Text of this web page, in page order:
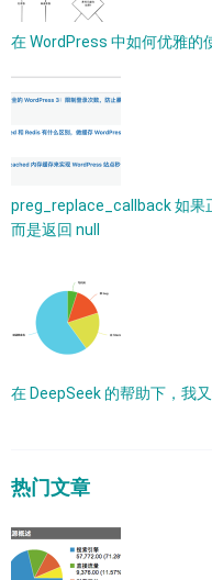
在 WordPress 中如何优雅的
preg_replace_callback 如果
而是返回 null
在 DeepSeek 的帮助下，我
热门文章